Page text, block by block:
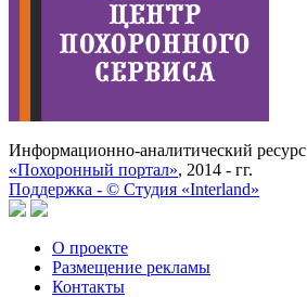
Информационно-аналитический ресурс
«Похоронный портал», 2014 - гг.
Поддержка - © Cтудия «Interland»
О проекте
Размещение рекламы
Контакты